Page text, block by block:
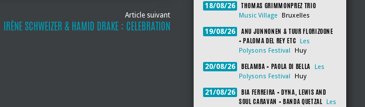
Article suivant
IRÈNE SCHWEIZER & HAMID DRAKE : CELEBRATION
18/08/26 THOMAS GRIMMONPREZ TRIO
Music Village Bruxelles
19/08/26
ANU JUNNONEN & TUUR FLORIZOONE
+ PALOMA DEL REY ETC
Les
Polysons Festival
Huy
20/08/26 BELAMBA + PAOLA DI BELLA
Les
Polysons Festival
Huy
21/08/26
BIA FERREIRA + DYNA, LEWIS AND
SOUL CARAVAN + BANDA QUETZAL
Les